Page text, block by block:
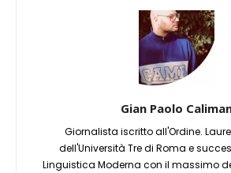
Gian Paolo
Giornalista iscritto all'Ordine.
dell'Università Tre di Roma e
Linguistica Moderna con il massimo